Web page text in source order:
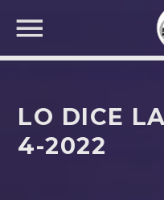
LO DICE
4-2022